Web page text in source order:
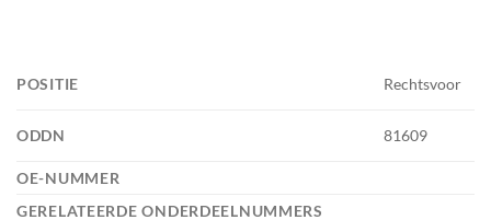
POSITIE Rechtsvoor
ODDN 81609
OE-NUMMER
GERELATEERDE ONDERDEELNUMMERS